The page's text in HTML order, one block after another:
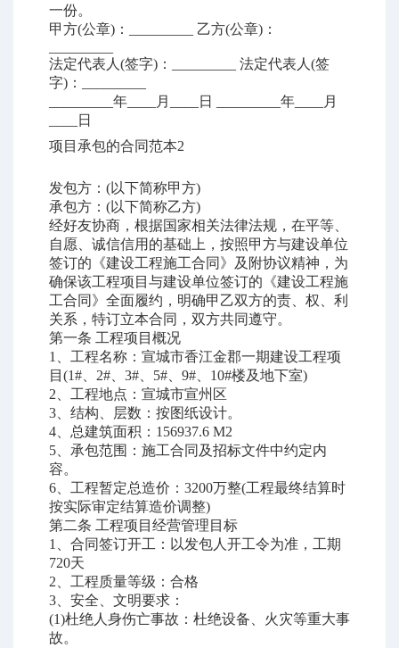
一份。
甲方(公章) ： 乙方(公章) ：
法定代表人 (签字) ： 法定代表人 (签
字) ：
年 月 日 年
月
日
项目承包的合同范本2
发包方： (以下简称甲方)
承包方： (以下简称乙方)
经好友协商，根据国家相关法律法规，在平等、
自愿、诚信信用的基础上，按照甲方与建设单位
签订的《建设工程施工合同》及附协议精神，为
确保该工程项目与建设单位签订的《建设工程施
工合同》全面履约，明确甲乙双方的责、权、利
关系，特订立本合同，双方共同遵守。
第一条 工程项目概况
1
、工程名称：宣城市香江金郡一期建设工程项
目 (1# 2# 3# 5# 9# 10#楼及地下室)
2 、工程地点：宣城市宣州区
3 、结构、层数：按图纸设计。
4 、总建筑面积： 156937.6 M2
5 、承包范围：施工合同及招标文件中约定内
容。
6 、工程暂定总造价： 3200万整(工程最终结算时
按实际审定结算造价调整)
第二条 工程项目经营管理目标
1
、合同签订开工：以发包人开工令为准，工期
720天
2 、工程质量等级：合格
3 、安全、文明要求：
(1)杜绝人身伤亡事故：杜绝设备、火灾等重大事
故。